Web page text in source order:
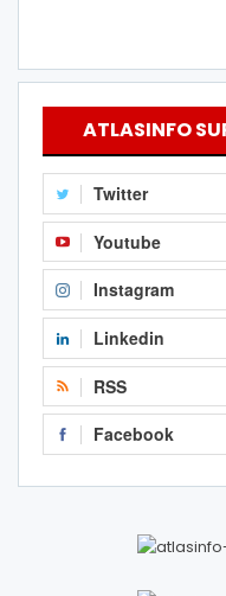
ATLASINFO
Twitter
Youtube
Instagram
Linkedin
RSS
Facebook